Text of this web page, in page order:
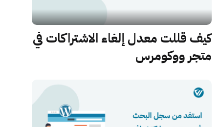
كيف قللت معدل إلغاء الاشتراكات في
متجر ووكومرس